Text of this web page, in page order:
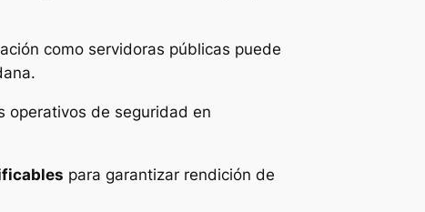
como servidoras públicas puede
operativos de seguridad en
para garantizar rendición de